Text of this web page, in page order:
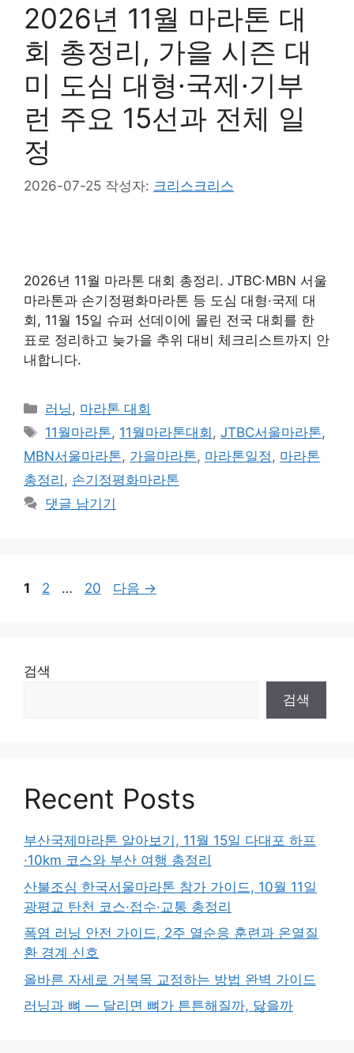
2026년 11월 마라톤 대
회 총정리, 가을 시즌 대
미 도심 대형·국제·기부
런 주요 15선과 전체 일
정
2026-07-25 작성자: 크리스크리스
2026년 11월 마라톤 대회 총정리. JTBC·MBN 서울
마라톤과 손기정평화마라톤 등 도심 대형·국제 대
회, 11월 15일 슈퍼 선데이에 몰린 전국 대회를 한
표로 정리하고 늦가을 추위 대비 체크리스트까지 안
내합니다.
카
테
리
러닝, 마라톤 대회
태
그
11월마라톤, 11월마라톤대회 ,JTBC서울마라톤,
MBN서울마라톤, 가을마라톤, 마라톤일정, 마라톤
총정리 , 손기정평화마라톤
댓글 남기기
페
1
페
2 …
페
20 다음 →
검색
검색
Recent Posts
부산국제마라톤 알아보기, 11월 15일 다대포 하프
·10km 코스와 부산 여행 총정리
산불조심 한국서울마라톤 참가 가이드, 10월 11일
광평교 탄천 코스·접수·교통 총정리
폭염 러닝 안전 가이드, 2주 열순응 훈련과 온열질
환 경계 신호
올바른 자세로 거북목 교정하는 방법 완벽 가이드
러닝과 뼈 — 달리면 뼈가 튼튼해질까, 닳을까